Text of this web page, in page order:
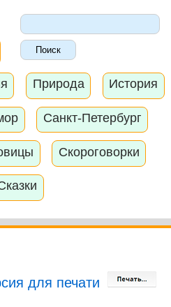
Природа История
Санкт-Петербург
Скороговорки
для печати